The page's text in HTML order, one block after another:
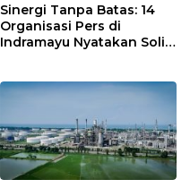
Sinergi Tanpa Batas: 14
Organisasi Pers di
Indramayu Nyatakan Solid